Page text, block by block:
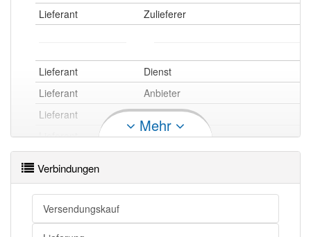
Lieferant
Zulieferer
Lieferant
Dienst
Lieferant
Anbieter
Lieferant
Provider
Lieferant
Versorger
Lieferant openthesaurus
Mehr
Verbindungen
Versendungskauf